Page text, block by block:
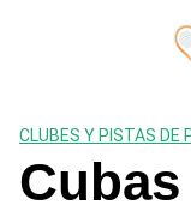
CLUBES Y PISTAS DE